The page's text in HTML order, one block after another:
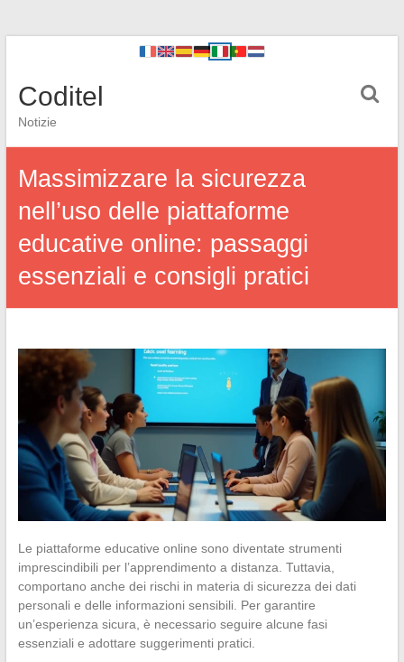
Coditel
Notizie
Massimizzare la sicurezza
nell’uso delle piattaforme
educative online: passaggi
essenziali e consigli pratici
Le piattaforme educative online sono diventate strumenti
imprescindibili per l’apprendimento a distanza. Tuttavia,
comportano anche dei rischi in materia di sicurezza dei dati
personali e delle informazioni sensibili. Per garantire
un’esperienza sicura, è necessario seguire alcune fasi
essenziali e adottare suggerimenti pratici.